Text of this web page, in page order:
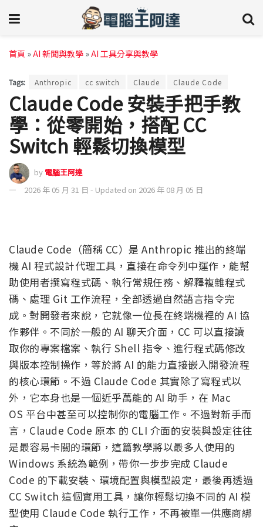
首頁 »AI 新聞與教學 »AI 工具分享與教學
Tags: Anthropic cc switch Claude Claude Code
Claude Code 安裝手把手教
學：從零開始，搭配 CC
Switch 輕鬆切換模型
by 電腦王阿達
2026 年 05 月 31 日 - Updated on 2026 年 08 月 05 日
Claude Code（簡稱 CC）是 Anthropic 推出的終端
機 AI 程式設計代理工具，直接在命令列中運作，能幫
助使用者撰寫程式碼、執行常規任務、解釋複雜程式
碼、處理 Git 工作流程，全部透過自然語言指令完
成。對開發者來說，它就像一位長在終端機裡的 AI 協
作夥伴。不同於一般的 AI 聊天介面，CC 可以直接讀
取你的專案檔案、執行 Shell 指令、進行程式碼修改
與版本控制操作，等於將 AI 的能力直接嵌入開發流程
的核心環節。不過 Claude Code 其實除了寫程式以
外，它本身也是一個近乎萬能的 AI 助手，在 Mac
OS 平台中甚至可以控制你的電腦工作。不過對新手而
言，Claude Code 原本 的 CLI 介面的安裝與設定往往
是最容易卡關的環節，這篇教學將以最多人使用的
Windows 系統為範例，帶你一步步完成 Claude
Code 的下載安裝、環境配置與模型設定，最後再透過
CC Switch 這個實用工具，讓你輕鬆切換不同的 AI 模
型使用 Claude Code 執行工作，不再被單一供應商綁